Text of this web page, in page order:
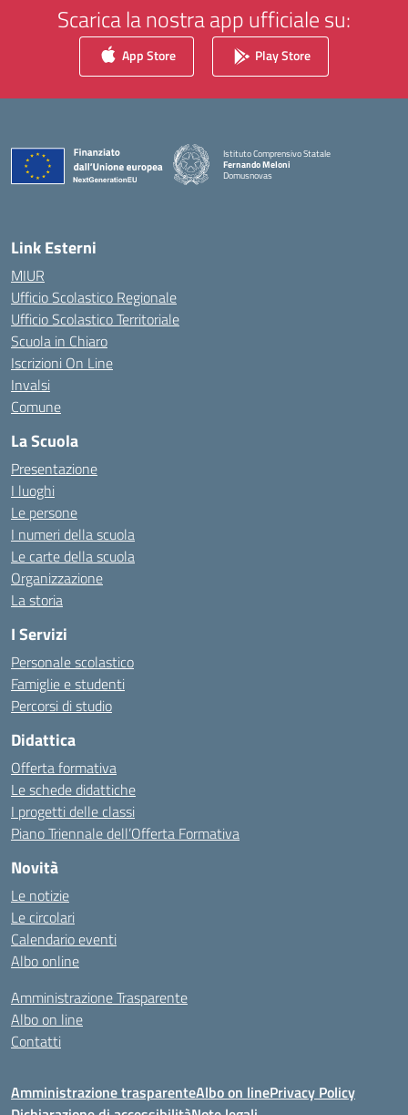
Scarica la nostra app ufficiale su:
App Store Play Store
Istituto Comprensivo Statale
Fernando Meloni
Domusnovas
Link Esterni
MIUR
Ufficio Scolastico Regionale
Ufficio Scolastico Territoriale
Scuola in Chiaro
Iscrizioni On Line
Invalsi
Comune
La Scuola
Presentazione
I luoghi
Le persone
I numeri della scuola
Le carte della scuola
Organizzazione
La storia
I Servizi
Personale scolastico
Famiglie e studenti
Percorsi di studio
Didattica
Offerta formativa
Le schede didattiche
I progetti delle classi
Piano Triennale dell’Offerta Formativa
Novità
Le notizie
Le circolari
Calendario eventi
Albo online
Amministrazione Trasparente
Albo on line
Contatti
Amministrazione trasparenteAlbo on linePrivacy Policy